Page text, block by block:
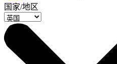
国家/地区